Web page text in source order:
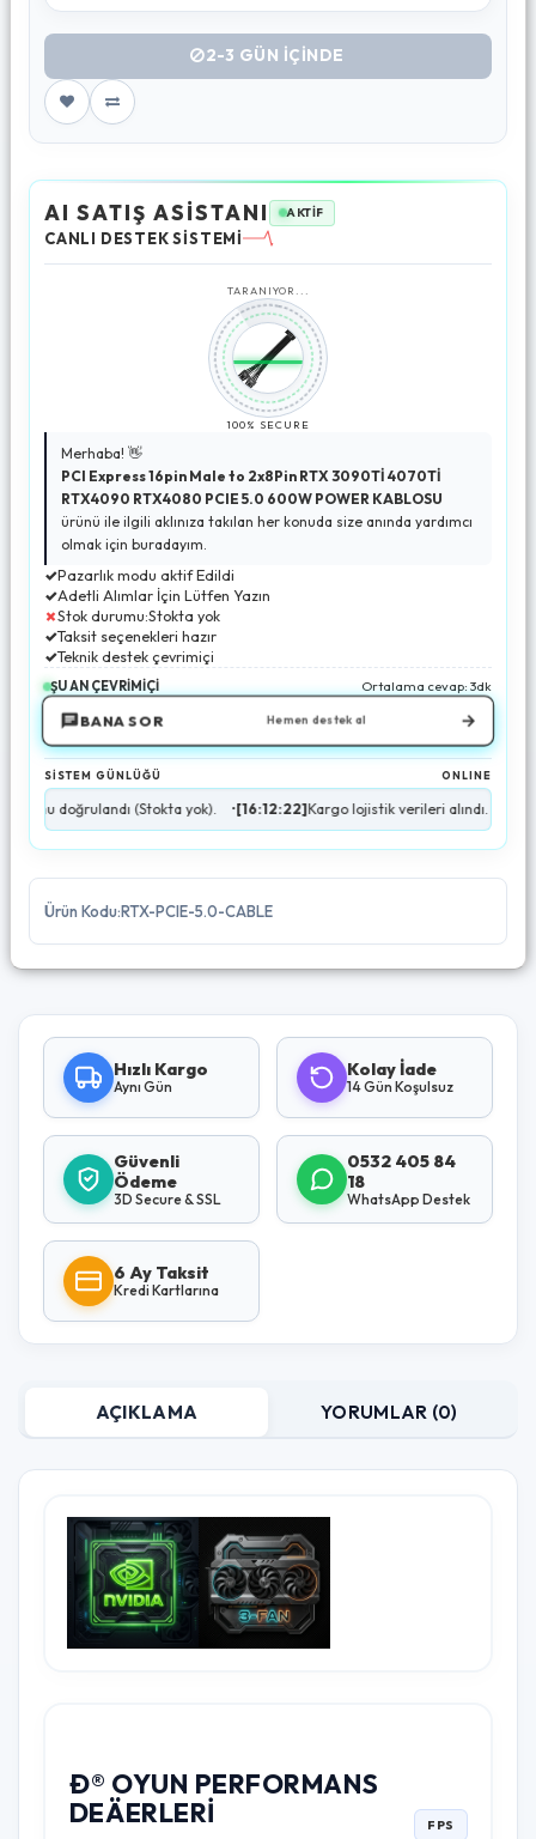
2-3 GÜN IÇINDE
AI SATIŞ ASİSTANI AKTİF
CANLI DESTEK SİSTEMİ
TARANIYOR...
100% SECURE
Merhaba! 👋
PCI Express 16pin Male to 2x8Pin RTX 3090Tİ 4070Tİ
RTX4090 RTX4080 PCIE 5.0 600W POWER KABLOSU
ürünü ile ilgili aklınıza takılan her konuda size anında yardımcı
olmak için buradayım.
✓Pazarlık modu aktif Edildi
✓Adetli Alımlar İçin Lütfen Yazın
✗Stok durumu:Stokta yok
✓Taksit seçenekleri hazır
✓Teknik destek çevrimiçi
ŞU AN ÇEVRİMİÇİ Ortalama cevap: 3dk
BANA SOR Hemen destek al →
SİSTEM GÜNLÜĞÜ ONLINE
(Stokta yok). • [16:12:22]Kargo lojistik verileri alındı. •[16:12:23]
Ürün Kodu:RTX-PCIE-5.0-CABLE
Hızlı Kargo
Aynı Gün
Kolay İade
14 Gün Koşulsuz
Güvenli
Ödeme
3D Secure & SSL
0532 405 84
18
WhatsApp Destek
6 Ay Taksit
Kredi Kartlarına
AÇIKLAMA YORUMLAR (0)
Ð® OYUN PERFORMANS
DEÄERLERI
FPS